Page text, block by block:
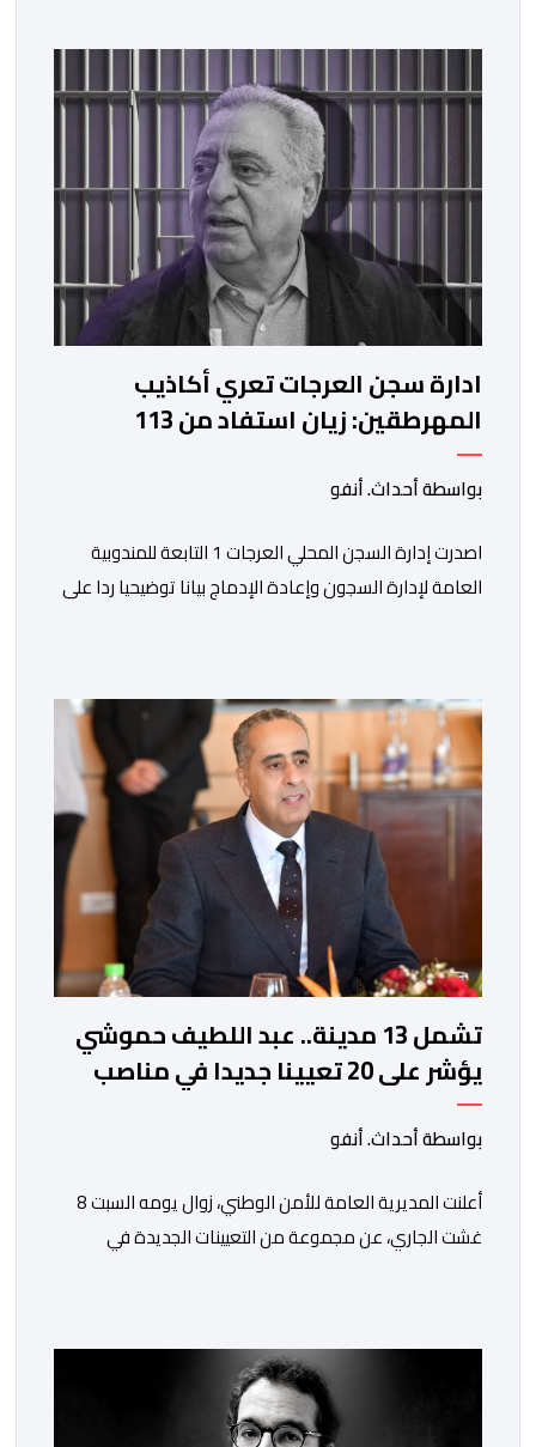
ادارة سجن العرجات تعري أكاذيب
المهرطقين: زيان استفاد من 113
استشارة و50 فحصا طبيا
بواسطة أحداث. أنفو
اصدرت إدارة السجن المحلي العرجات 1 التابعة للمندوبية
العامة لإدارة السجون وإعادة الإدماج بيانا توضيحيا ردا على
ذاتها، وذلك لتنوير الرأي العام بالحقائق والمعطيات
الدقيقة.واوضحت إدارة المؤسسة السجنية أن المعني بالأمر
يستفيد منذ إيداعه من تتبع طبي منتظم ومستمر وفقا […]
تشمل 13 مدينة.. عبد اللطيف حموشي
يؤشر على 20 تعيينا جديدا في مناصب
المسؤولية بمصالح الأمن الوطني
بواسطة أحداث. أنفو
أعلنت المديرية العامة للأمن الوطني، زوال يومه السبت 8
غشت الجاري، عن مجموعة من التعيينات الجديدة في
والعيون والدار البيضاء وبني ملال وابن جرير وطنجة وأصيلة،
وذلك في إطار دينامية داخلية تهدف لضخ دماء جديدة
والاستعانة بكفاءات أمنية شابة ومتمرسة، […]